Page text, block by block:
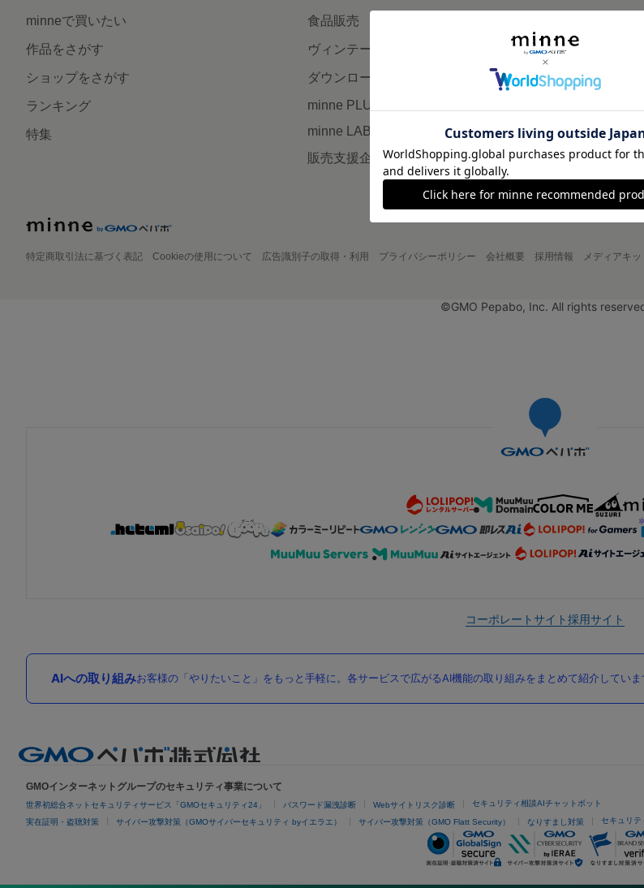
minneで買いたい
作品をさがす
ショップをさがす
ランキング
特集
食品販売
ヴィンテージ販売
ダウンロード販売
minne PLUS
minne LAB
販売支援企画・イベント
minneの本
広告出稿
特定商取引法に基づく表記 Cookieの使用について 広告識別子の取得・利用 プライバシーポリシー 会社概要 採用情報 メディアキッ
©GMO Pepabo, Inc. All rights
コーポレートサイト採用サイト
AIへの取り組みお客様の「やりたいこと」をもっと手軽に。各サービスで広がるAI機能の取り組みをまとめて紹介していま
GMOインターネットグループのセキュリティ事業について
世界初総合ネットセキュリティサービス「GMOセキュリティ24」 パスワード漏洩診断 Webサイトリスク診断 セキュリティ相談AIチャットボット
実在証明・盗聴対策 サイバー攻撃対策（GMOサイバーセキュリティ byイエラエ） サイバー攻撃対策（GMO Flatt Security） なりすまし対策 セキュリテ